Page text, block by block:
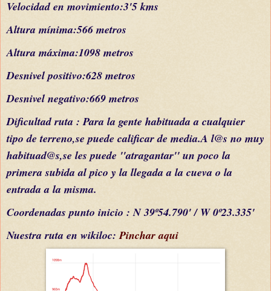
Velocidad en movimiento:3'5 kms
Altura mínima:566 metros
Altura máxima:1098 metros
Desnivel positivo:628 metros
Desnivel negativo:669 metros
Dificultadruta : Para la gente habituada a cualquier
tipo de terreno,se puede calificar de media.A l@s no muy
habituad@s,se les puede ''atragantar'' un poco la
primera subida al pico y la llegada a la cueva o la
entrada a la misma.
Coordenadas punto inicio : N 39º54.790' / W 0º23.335'
Nuestra ruta en wikiloc:Pinchar aqui